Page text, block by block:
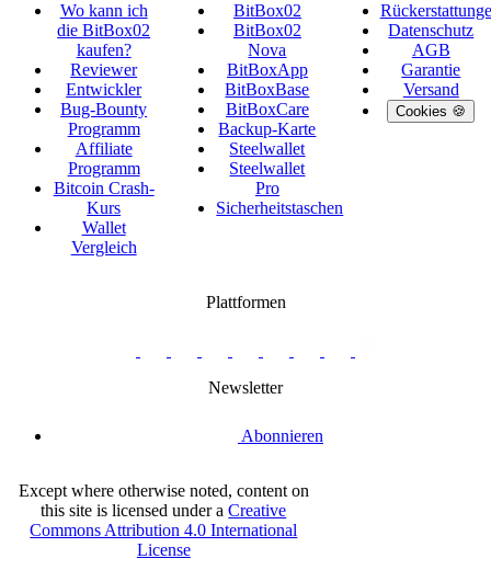
Wo kann ich
die BitBox02
kaufen?
Reviewer
Entwickler
Bug-Bounty
Programm
Affiliate
Programm
Bitcoin Crash-
Kurs
Wallet
Vergleich
BitBox02
BitBox02
Nova
BitBoxApp
BitBoxBase
BitBoxCare
Backup-Karte
Steelwallet
Steelwallet
Pro
Sicherheitstaschen
Datenschutz
AGB
Garantie
Versand
Cookies 🍪
Plattformen
swiss
group
Newsletter
Abonnieren
Except where otherwise noted, content on
this site is licensed under aCreative
Commons Attribution 4.0 International
License